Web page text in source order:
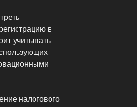
в
учитывать
налогового